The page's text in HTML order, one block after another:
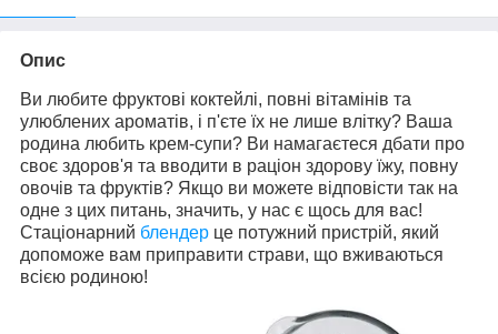
Опис
Ви любите фруктові коктейлі, повні вітамінів та
улюблених ароматів, і п'єте їх не лише влітку? Ваша
родина любить крем-супи? Ви намагаєтеся дбати про
своє здоров'я та вводити в раціон здорову їжу, повну
овочів та фруктів? Якщо ви можете відповісти так на
одне з цих питань, значить, у нас є щось для вас!
Стаціонарний блендер це потужний пристрій, який
допоможе вам приправити страви, що вживаються
всією родиною!